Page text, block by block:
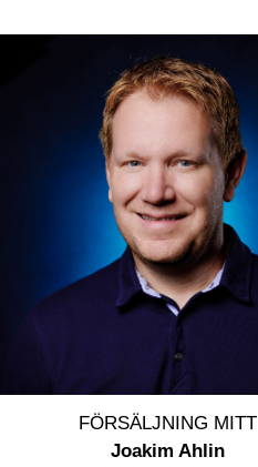
FÖRSÄLJNING MITT
Joakim Ahlin